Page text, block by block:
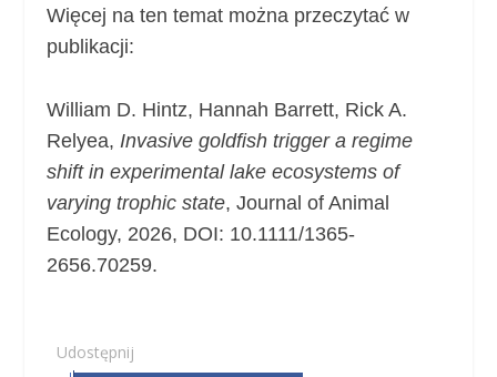
Więcej na ten temat można przeczytać w
publikacji:
William D. Hintz, Hannah Barrett, Rick A.
Relyea, Invasive goldfish trigger a regime
shift in experimental lake ecosystems of
varying trophic state, Journal of Animal
Ecology, 2026, DOI: 10.1111/1365-
2656.70259.
Udostępnij